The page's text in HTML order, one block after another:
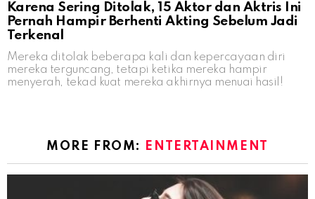
Karena Sering Ditolak, 15 Aktor dan Aktris Ini
Pernah Hampir Berhenti Akting Sebelum Jadi
Terkenal
Mereka ditolak beberapa kali dan kepercayaan diri
mereka terguncang, tetapi ketika mereka hampir
menyerah, tekad kuat mereka akhirnya menuai hasil!
MORE FROM: ENTERTAINMENT